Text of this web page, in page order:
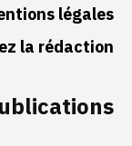
légales
la rédaction